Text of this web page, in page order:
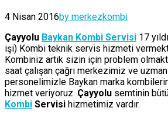
4 Nisan 2016by merkezkombi
Çayyolu Baykan Kombi Servisi 17
işi) Kombi teknik servis hizmeti
Kombiniz artık sizin için problem
saat çalışan çağrı merkezimiz ve
personelimizle Baykan marka
hizmet veriyoruz. Çayyolu semtinin
Kombi Servisi hizmetimiz vardır.